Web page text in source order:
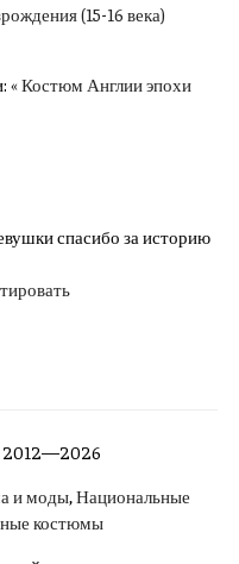
(15-16 века)
« Костюм Англии эпохи
спасибо за историю
2012—2026
и моды,Национальные
костюмы